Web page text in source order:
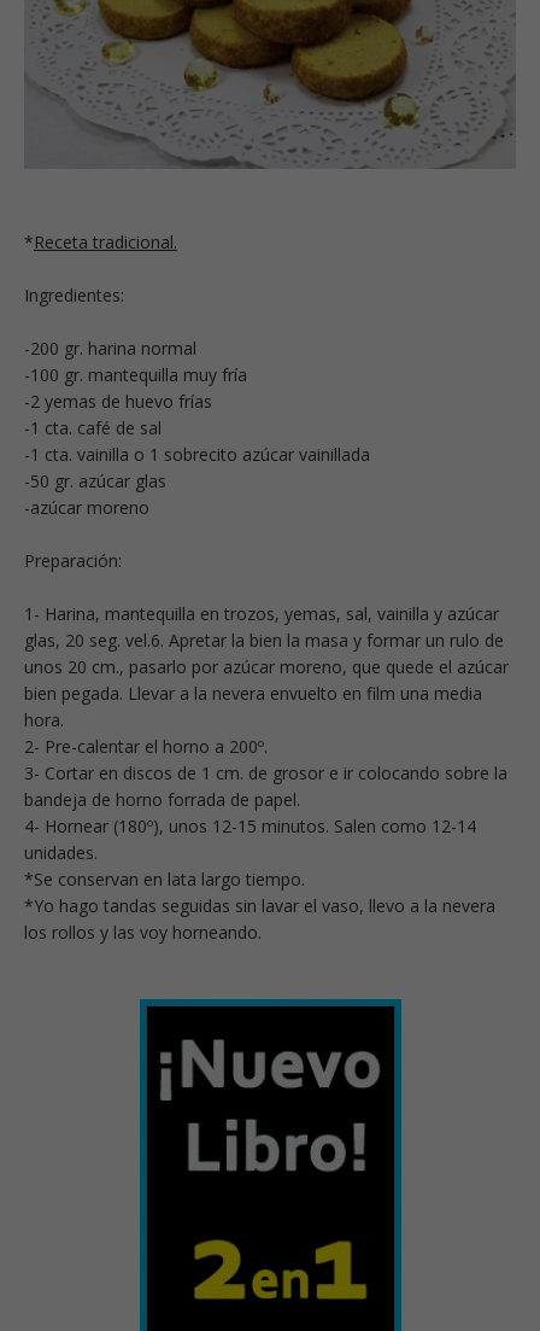
*Receta tradicional.
Ingredientes:
-200 gr. harina normal
-100 gr. mantequilla muy fría
-2 yemas de huevo frías
-1 cta. café de sal
-1 cta. vainilla o 1 sobrecito azúcar vainillada
-50 gr. azúcar glas
-azúcar moreno
Preparación:
1- Harina, mantequilla en trozos, yemas, sal, vainilla y azúcar
glas, 20 seg. vel.6. Apretar la bien la masa y formar un rulo de
unos 20 cm., pasarlo por azúcar moreno, que quede el azúcar
bien pegada. Llevar a la nevera envuelto en film una media
hora.
2- Pre-calentar el horno a 200º.
3- Cortar en discos de 1 cm. de grosor e ir colocando sobre la
bandeja de horno forrada de papel.
4- Hornear (180º), unos 12-15 minutos. Salen como 12-14
unidades.
*Se conservan en lata largo tiempo.
*Yo hago tandas seguidas sin lavar el vaso, llevo a la nevera
los rollos y las voy horneando.